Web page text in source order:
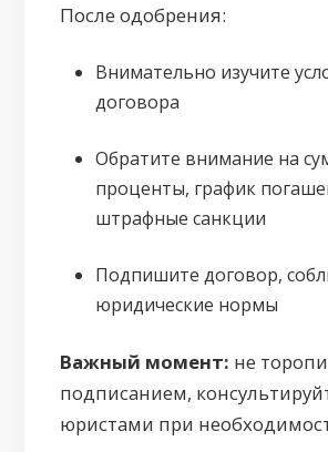
После одобрения:
Внимательно изучите
договора
Обратите внимание на
проценты, график
штрафные санкции
Подпишите договор,
юридические нормы
Важный момент: не
подписанием,
юристами при